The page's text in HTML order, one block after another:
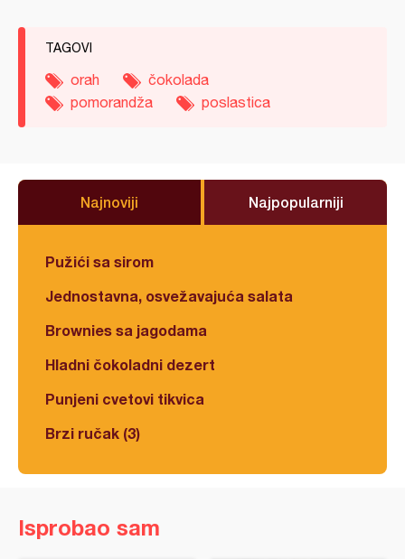
TAGOVI
orah
čokolada
pomorandža
poslastica
Najnoviji Najpopularniji
Pužići sa sirom
Jednostavna, osvežavajuća salata
Brownies sa jagodama
Hladni čokoladni dezert
Punjeni cvetovi tikvica
Brzi ručak (3)
Isprobao sam